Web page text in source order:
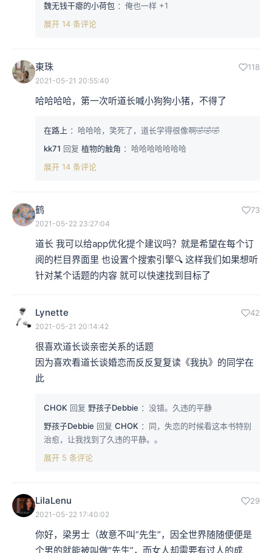
魏无钱干瘪的小荷包 ：俺也一样 +1
展开 14 条评论
東珠 118
2021-05-21 20:55:40
哈哈哈哈，第一次听道长喊小狗狗小猪，不得了
在路上 ：哈哈哈，笑死了，道长学得很像啊🤣🤣🤣
kk71 回复 植物的触角 ：哈哈哈哈哈哈哈
展开 14 条评论
鹤 73
2021-05-22 23:27:04
道长 我可以给app优化提个建议吗？就是希望在每个订
阅的栏目界面里 也设置个搜索引擎🔍 这样我们如果想听
针对某个话题的内容 就可以快速找到目标了
Lynette 42
2021-05-21 20:14:42
很喜欢道长谈亲密关系的话题
因为喜欢看道长谈婚恋而反反复复读《我执》的同学在
此
CHOK 回复 野孩子Debbie ：没错。久违的平静
野孩子Debbie 回复 CHOK ：同，失恋的时候看这本书特别
治愈，让我找到了久违的平静。。
展开 5 条评论
LilaLenu 29
2021-05-22 17:40:02
你好，梁男士（故意不叫“先生”，因全世界随随便便是
个男的就能被叫做“先生”，而女人却需要有过人的成